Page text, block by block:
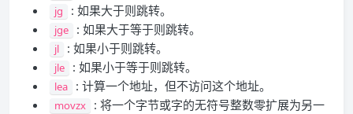
jg : 如果大于则跳转。
jge : 如果大于等于则跳转。
jl : 如果小于则跳转。
jle : 如果小于等于则跳转。
lea : 计算一个地址，但不访问这个地址。
movzx
: 将一个字节或字的无符号整数零扩展为另一